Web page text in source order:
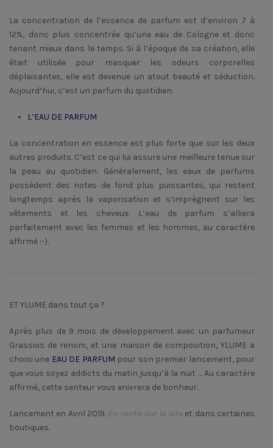
La concentration de l’essence de parfum est d’environ 7 à
12%, donc plus concentrée qu’une eau de Cologne et donc
tenant mieux dans le temps. Si à l’époque de sa création, elle
était utilisée pour masquer les odeurs corporelles
déplaisantes, elle est devenue un atout beauté et séduction.
Aujourd’hui, c’est un parfum du quotidien.
L’EAU DE PARFUM
La concentration en essence est plus forte que sur les deux
autres produits. C’est ce qui lui assure une meilleure tenue sur
la peau au quotidien. Généralement, les eaux de parfums
possèdent des notes de fond plus puissantes, qui restent
longtemps après la vaporisation et s’imprègnent sur les
vêtements et les cheveux. L’eau de parfum s’alliera
parfaitement avec les femmes et les hommes, au caractère
affirmé :-).
ET YLUME dans tout ça ?
Après plus de 9 mois de développement avec un parfumeur
Grassois de renom, et une maison de composition, YLUME a
choisi une EAU DE PARFUM pour son premier lancement, pour
que vous soyez addicts du matin jusqu’à la nuit … Au caractère
affirmé, cette senteur vous enivrera de bonheur.
Lancement en Avril 2019. En vente sur le site et dans certaines
boutiques.